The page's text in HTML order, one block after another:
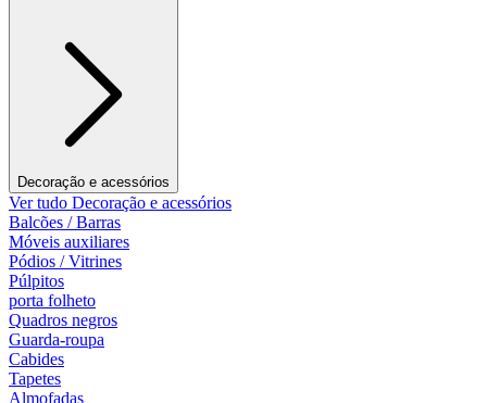
Decoração e acessórios
Ver tudo Decoração e acessórios
Balcões / Barras
Móveis auxiliares
Pódios / Vitrines
Púlpitos
porta folheto
Quadros negros
Guarda-roupa
Cabides
Tapetes
Almofadas